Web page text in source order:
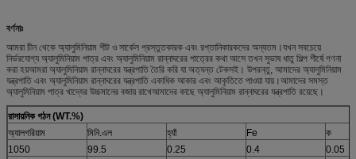
বর্ণনাঃ
আমরা চীন থেকে অ্যালুমিনিয়াম শীট ও সার্কেল প্রস্তুতকারক এবং রপ্তানিকারকদের অন্যতম।যখন সবচেয়ে
নির্ভরযোগ্য অ্যালুমিনিয়াম পাত্র এবং অ্যালুমিনিয়াম রান্নাঘরের পাত্রের কথা আসে তখন সুভাষ ধাতু শিল্প শীর্ষে গণনা
করা হয়আমরা অ্যালুমিনিয়াম রান্নাঘরের যন্ত্রপাতি তৈরি করি যা অত্যন্ত টেকসই। উপরন্তু, আমাদের অ্যালুমিনিয়াম
যন্ত্রপাতি এবং অ্যালুমিনিয়াম রান্নাঘরের যন্ত্রপাতি একাধিক আকার এবং আকৃতিতে পাওয়া যায়।আমাদের সমস্ত
অ্যালুমিনিয়াম পাত্র খাদ্যের উচ্চমানের বজায় রাখেআমাদের কাছে অ্যালুমিনিয়াম রান্নাঘরের যন্ত্রপাতি রয়েছে।
রাসায়নিক গঠন (WT.%)
অ্যালগরিয়াম
মিনি.এল হ্যাঁ Fe
ক
1050
99.5 0.25 0.4
0.05